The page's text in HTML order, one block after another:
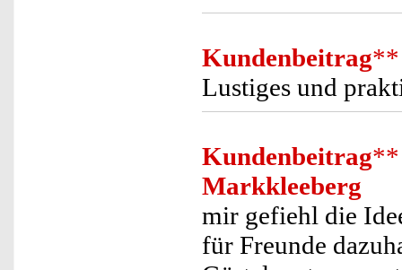
Kundenbeitrag**
Lustiges und
Kundenbeitrag**
Markkleeberg
mir gefiehl die
für Freunde